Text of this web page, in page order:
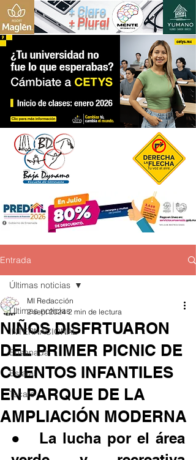
+ Claro
+ Plural
Entrada
Últimas noticias
INTERNACIONAL
Ensenada
Estatal
Tecate
Últimas noticias
NIÑOS DISFRTUARON
DEL PRIMER PICNIC DE
CUENTOS INFANTILES
EN PARQUE DE LA
AMPLIACIÓN MODERNA
MI Redacción
2 sept 2024 2 min de lectura
●	La lucha por el área